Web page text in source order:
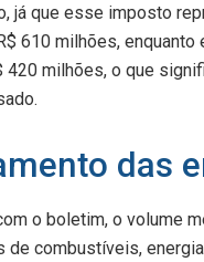
já que esse imposto
610 milhões,
420 milhões, o que
das
o boletim, o volume
de combustíveis,